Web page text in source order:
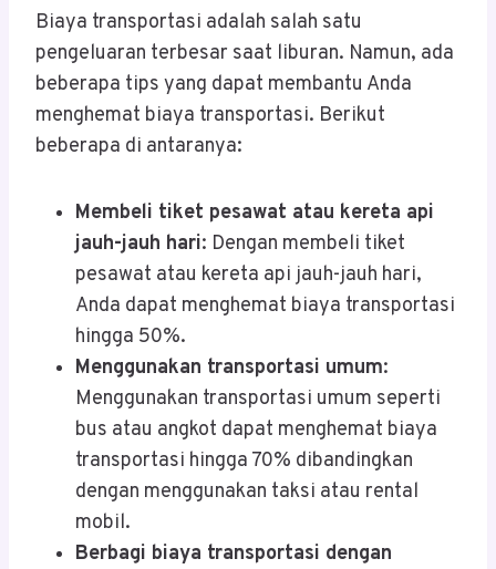
Biaya transportasi adalah salah satu
pengeluaran terbesar saat liburan. Namun, ada
beberapa tips yang dapat membantu Anda
menghemat biaya transportasi. Berikut
beberapa di antaranya:
Membeli tiket pesawat atau kereta api
jauh-jauh hari: Dengan membeli tiket
pesawat atau kereta api jauh-jauh hari,
Anda dapat menghemat biaya transportasi
hingga 50%.
Menggunakan transportasi umum:
Menggunakan transportasi umum seperti
bus atau angkot dapat menghemat biaya
transportasi hingga 70% dibandingkan
dengan menggunakan taksi atau rental
mobil.
Berbagi biaya transportasi dengan